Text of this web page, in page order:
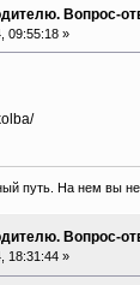
Вопрос-
09:55:18 »
путь. На нем вы не
Вопрос-
18:31:44 »